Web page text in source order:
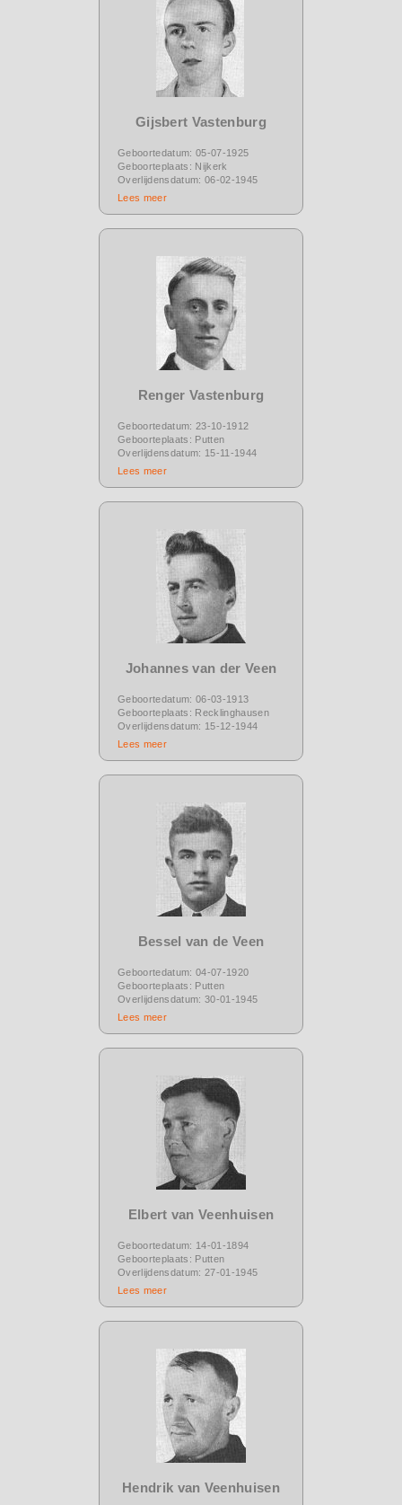
Gijsbert Vastenburg
Geboortedatum: 05-07-1925
Geboorteplaats: Nijkerk
Overlijdensdatum: 06-02-1945
Lees meer
Renger Vastenburg
Geboortedatum: 23-10-1912
Geboorteplaats: Putten
Overlijdensdatum: 15-11-1944
Lees meer
Johannes van der Veen
Geboortedatum: 06-03-1913
Geboorteplaats: Recklinghausen
Overlijdensdatum: 15-12-1944
Lees meer
Bessel van de Veen
Geboortedatum: 04-07-1920
Geboorteplaats: Putten
Overlijdensdatum: 30-01-1945
Lees meer
Elbert van Veenhuisen
Geboortedatum: 14-01-1894
Geboorteplaats: Putten
Overlijdensdatum: 27-01-1945
Lees meer
Hendrik van Veenhuisen